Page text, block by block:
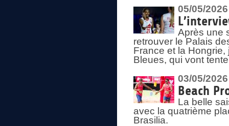
05/05/2026
Après une
retrouver le Palais
France et la Hongrie,
Bleues, qui vont
03/05/2026
Beach
La belle
avec la quatrième
Brasilia.